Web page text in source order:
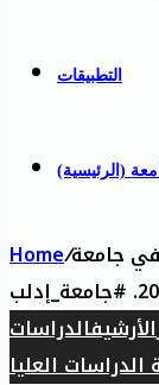
التطبيقات
(الرئيسية)
Home/في جامعة
الأرشيفالدراسات
الدراسات العليا